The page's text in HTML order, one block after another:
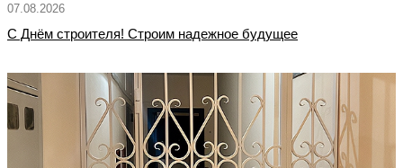
07.08.2026
С Днём строителя! Строим надежное будущее